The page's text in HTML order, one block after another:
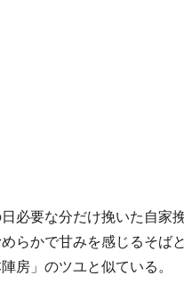
必要な分だけ挽いた自家
らかで甘みを感じるそば
房」のツユと似ている。